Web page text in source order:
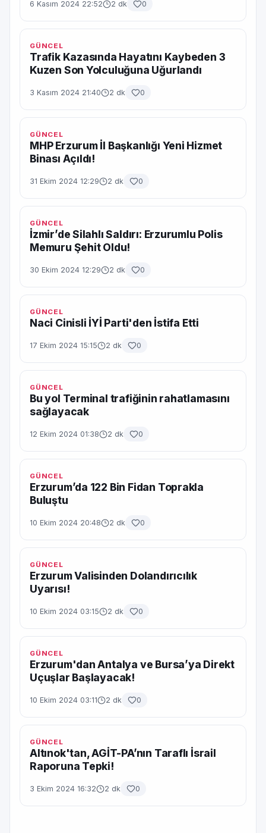
6 Kasım 2024 22:52 2 dk 0
GÜNCEL
Trafik Kazasında Hayatını Kaybeden 3
Kuzen Son Yolculuğuna Uğurlandı
3 Kasım 2024 21:40 2 dk 0
GÜNCEL
MHP Erzurum İl Başkanlığı Yeni Hizmet
Binası Açıldı!
31 Ekim 2024 12:29 2 dk 0
GÜNCEL
İzmir’de Silahlı Saldırı: Erzurumlu Polis
Memuru Şehit Oldu!
30 Ekim 2024 12:29 2 dk 0
GÜNCEL
Naci Cinisli İYİ Parti'den İstifa Etti
17 Ekim 2024 15:15 2 dk 0
GÜNCEL
Bu yol Terminal trafiğinin rahatlamasını
sağlayacak
12 Ekim 2024 01:38 2 dk 0
GÜNCEL
Erzurum’da 122 Bin Fidan Toprakla
Buluştu
10 Ekim 2024 20:48 2 dk 0
GÜNCEL
Erzurum Valisinden Dolandırıcılık
Uyarısı!
10 Ekim 2024 03:15 2 dk 0
GÜNCEL
Erzurum'dan Antalya ve Bursa’ya Direkt
Uçuşlar Başlayacak!
10 Ekim 2024 03:11 2 dk 0
GÜNCEL
Altınok'tan, AGİT-PA’nın Taraflı İsrail
Raporuna Tepki!
3 Ekim 2024 16:32 2 dk 0